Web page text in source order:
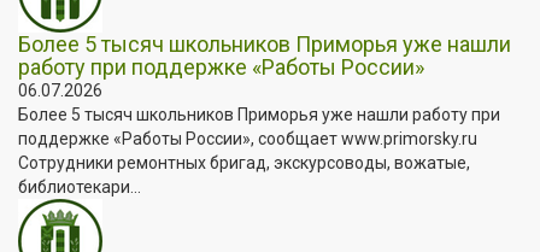
Более 5 тысяч школьников Приморья уже нашли
работу при поддержке «Работы России»
06.07.2026
Более 5 тысяч школьников Приморья уже нашли работу при
поддержке «Работы России», сообщает www.primorsky.ru
Сотрудники ремонтных бригад, экскурсоводы, вожатые,
библиотекари...